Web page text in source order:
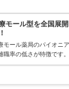
モール型を全国展
モール薬局のパイオニ
職率の低さが特徴です